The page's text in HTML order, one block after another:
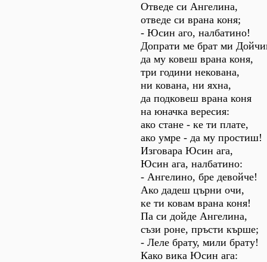
Отведе си Ангелина,
отведе си врана коня;
- Юсин аго, налбатино!
Допрати ме брат ми
да му ковеш врана коня,
три години некована,
ни кована, ни яхна,
да подковеш врана коня
на юначка вересия:
ако стане - ке ти плате,
ако умре - да му простиш!
Изговара Юсин ага,
Юсин ага, налбатино:
- Ангелино, бре девойче!
Ако дадеш църни очи,
ке ти ковам врана коня!
Па си дойде Ангелина,
съзи роне, пръсти кърше;
- Леле брату, мили брату!
Како вика Юсин ага: